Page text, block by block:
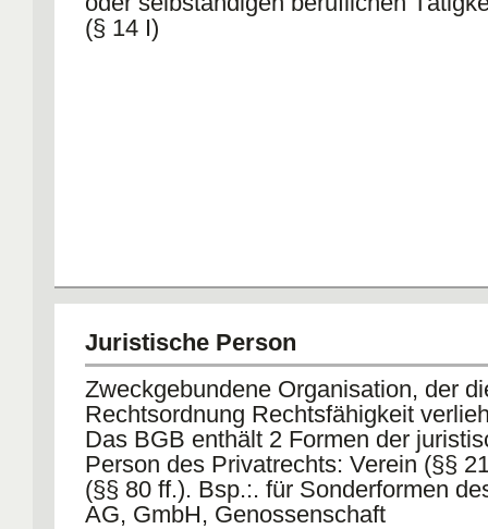
(§ 14 I)
Juristische Person
Zweckgebundene Organisation, der
Rechtsordnung Rechtsfähigkeit
Das BGB enthält 2 Formen der
Person des Privatrechts: Verein (§§
(§§ 80 ff.). Bsp.:. für Sonderformen
AG, GmbH, Genossenschaft